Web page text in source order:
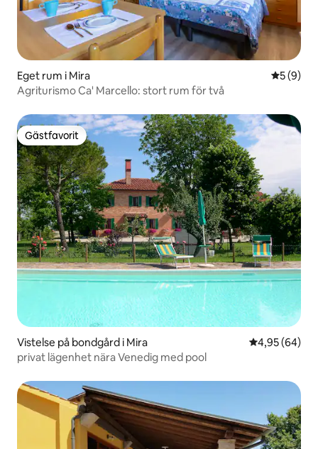
Eget rum i Mira 5 av 5 i
5 (9)
Agriturismo Ca' Marcello: stort rum för två
Gästfavorit
Gästfavorit
Vistelse på bondgård i Mira 4,95 av 5 i
4,95 (64)
privat lägenhet nära Venedig med pool